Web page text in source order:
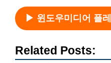
▶ 윈도우미디어 플
Related Posts: